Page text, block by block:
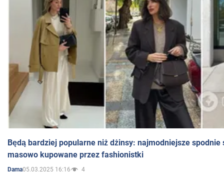
Będą bardziej popularne niż dżinsy: najmodniejsze spodnie
masowo kupowane przez fashionistki
Dama05.03.2025 16:16 4